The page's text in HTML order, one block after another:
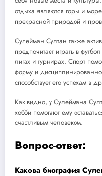
отдыха являются горы и
прекрасной природой и
Сулейман Султан также
предпочитает играть в
лигах и турнирах. Спорт
форму и
способствует его успехам в
Как видно, у Сулеймана
хобби помогают ему
счастливым человеком.
Вопрос-ответ:
Какова биография